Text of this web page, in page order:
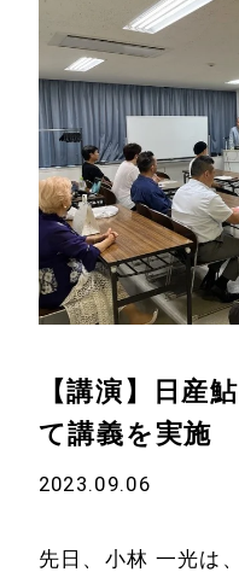
【講演】日産
て講義を実施
2023.09.06
先日、小林 一光は、